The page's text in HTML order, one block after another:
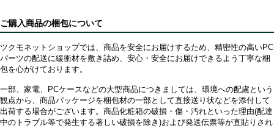
ご購入商品の梱包について
ツクモネットショップでは、商品を安全にお届けするため、精密性の高いPC
パーツの配送に緩衝材を敷き詰め、安心・安全にお届けできるよう丁寧な梱
包を心がけております。
一部、家電、PCケースなどの大型商品につきましては、環境への配慮という
観点から、商品パッケージを梱包材の一部として直接送り状などを添付して
出荷する場合がございます。商品化粧箱の破損・傷・汚れといった理由(配達
中のトラブル等で発生する著しい破損を除き)および発送伝票等が直貼りされ